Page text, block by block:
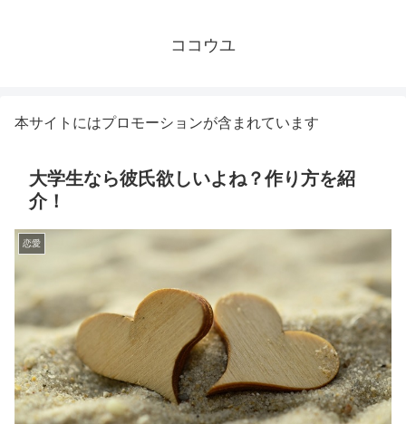
ココウユ
本サイトにはプロモーションが含まれています
大学生なら彼氏欲しいよね？作り方を紹
介！
恋愛